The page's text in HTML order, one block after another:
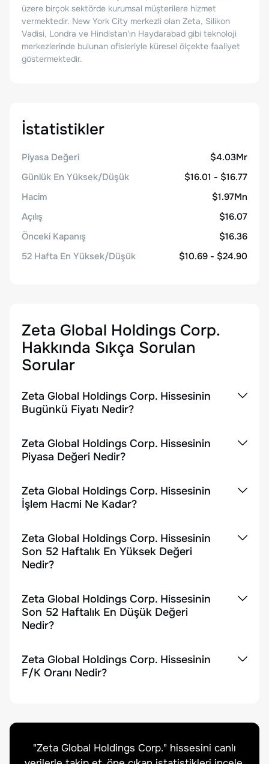
üzere birçok sektörde kurumsal müşterilere hizmet
vermektedir. New York City merkezli olan Zeta, Silikon
Vadisi, Londra ve Hindistan'ın Haydarabad gibi teknoloji
merkezlerinde bulunan ofisleriyle küresel ölçekte faaliyet
göstermektedir.
İstatistikler
Piyasa Değeri
$4.03Mr
Günlük En Yüksek/Düşük
$16.01 - $16.77
Hacim
$1.97Mn
Açılış
$16.07
Önceki Kapanış
$16.36
52 Hafta En Yüksek/Düşük
$10.69 - $24.90
Zeta Global Holdings Corp.
Hakkında Sıkça Sorulan
Sorular
Zeta Global Holdings Corp. Hissesinin
Bugünkü Fiyatı Nedir?
Zeta Global Holdings Corp. Hissesinin
Piyasa Değeri Nedir?
Zeta Global Holdings Corp. Hissesinin
İşlem Hacmi Ne Kadar?
Zeta Global Holdings Corp. Hissesinin
Son 52 Haftalık En Yüksek Değeri
Nedir?
Zeta Global Holdings Corp. Hissesinin
Son 52 Haftalık En Düşük Değeri
Nedir?
Zeta Global Holdings Corp. Hissesinin
F/K Oranı Nedir?
"Zeta Global Holdings Corp." hissesini canlı